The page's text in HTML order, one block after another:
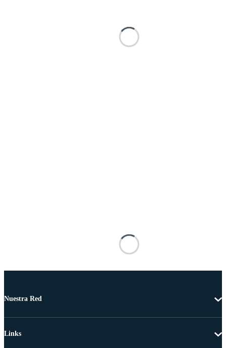
Nuestra Red
Links